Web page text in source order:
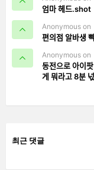
엄마 헤드.shot
Anonymous on
편의점 알바생
Anonymous on
동전으로
게 뭐라고 8분
최근 댓글